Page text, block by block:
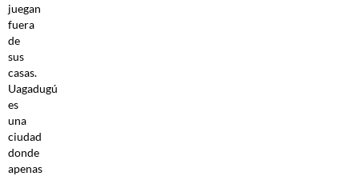
juegan
fuera
de
sus
casas.
Uagadugú
es
una
ciudad
donde
apenas